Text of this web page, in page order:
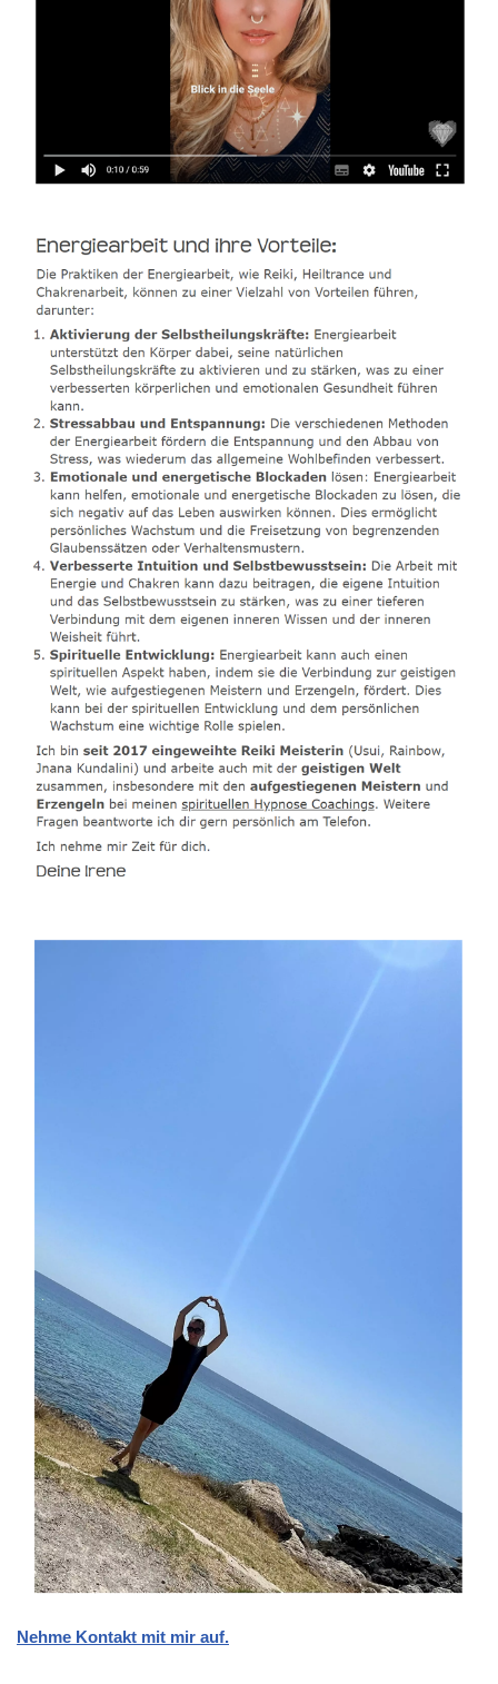
Nehme Kontakt mit mir auf.